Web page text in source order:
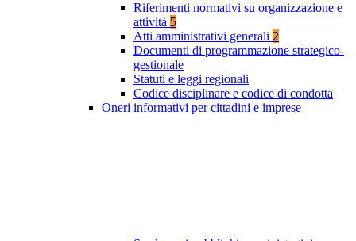
Riferimenti normativi su organizzazione e
attività 5
Atti amministrativi generali 2
Documenti di programmazione strategico-
gestionale
Statuti e leggi regionali
Codice disciplinare e codice di condotta
Oneri informativi per cittadini e imprese